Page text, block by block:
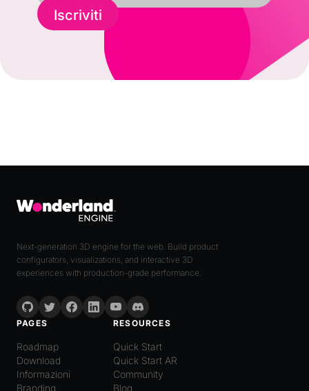
Iscriviti
Next-generation 3D engine for the web. Build product
configurators, visualizations, and interactive 3D
experiences with production-grade performance.
PAGES
Roadmap
Download
Informazioni
Branding
RESOURCES
Quick Start
Quick Start AR
Community
Blog